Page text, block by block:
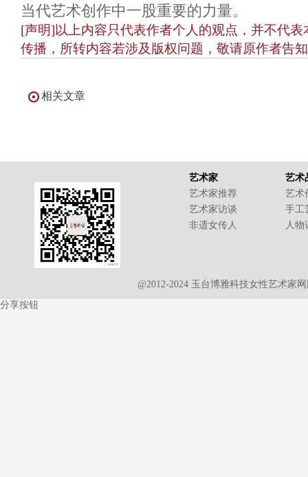
当代艺术创作中一股重要的力量。
[声明]以上内容只代表作者个人的观点，并不代
传播，所转内容若涉及版权问题，敬请原作者告
相关文章
艺术家
艺术家推荐
艺术家访谈
非遗女传人
艺术
艺术
手工
人物
@2012-2024 玉台博雅科技女性艺术家
分享按钮